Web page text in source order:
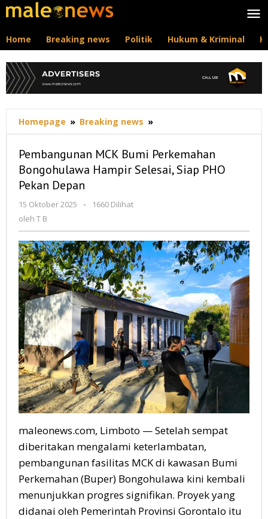
Lewati
ke
Home Breaking news Politik Hukum & Kriminal
Homepage » Breaking news »
MCK
Perkemahan
Bongohulawa
Pekan
Depan
Pembangunan MCK Bumi Perkemahan
Bongohulawa Hampir Selesai, Siap PHO
Pekan Depan
15 Oktober 2025
oleh
-
1660 Dilihat
oleh T B
maleonews.com, Limboto — Setelah sempat
diberitakan mengalami keterlambatan,
pembangunan fasilitas MCK di kawasan Bumi
Perkemahan (Buper) Bongohulawa kini kembali
menunjukkan progres signifikan. Proyek yang
didanai oleh Pemerintah Provinsi Gorontalo itu